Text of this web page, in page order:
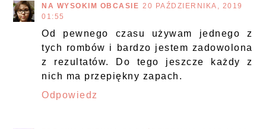
NA WYSOKIM OBCASIE 20 PAŹDZIERNIKA, 2019
01:55
Od pewnego czasu używam jednego z
tych rombów i bardzo jestem zadowolona
z rezultatów. Do tego jeszcze każdy z
nich ma przepiękny zapach.
Odpowiedz